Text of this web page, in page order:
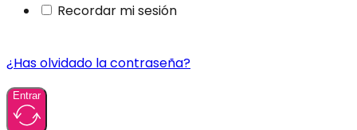
Recordar mi sesión
¿Has olvidado la contraseña?
Entrar